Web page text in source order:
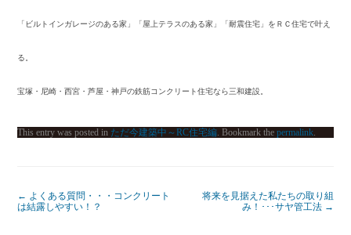
「ビルトインガレージのある家」「屋上テラスのある家」「耐震住宅」をＲＣ住宅で叶え
る。
宝塚・尼崎・西宮・芦屋・神戸の鉄筋コンクリート住宅なら三和建設。
This entry was posted in ただ今建築中～RC住宅編. Bookmark thepermalink.
← よくある質問・・・コンクリート
は結露しやすい！？
将来を見据えた私たちの取り組
み！･･･サヤ管工法 →